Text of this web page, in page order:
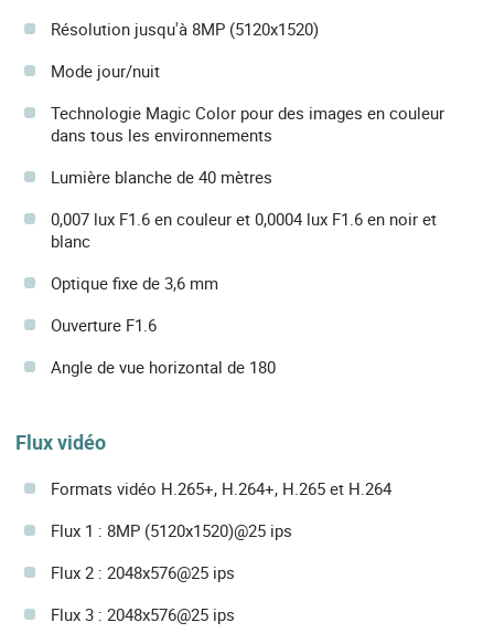
Résolution jusqu'à 8MP (5120x1520)
Mode jour/nuit
Technologie Magic Color pour des images en couleur
dans tous les environnements
Lumière blanche de 40 mètres
0,007 lux F1.6 en couleur et 0,0004 lux F1.6 en noir et
blanc
Optique fixe de 3,6 mm
Ouverture F1.6
Angle de vue horizontal de 180
Flux vidéo
Formats vidéo H.265+, H.264+, H.265 et H.264
Flux 1 : 8MP (5120x1520)@25 ips
Flux 2 : 2048x576@25 ips
Flux 3 : 2048x576@25 ips